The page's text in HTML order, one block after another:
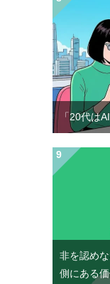
「20代は
非を認め
側にある